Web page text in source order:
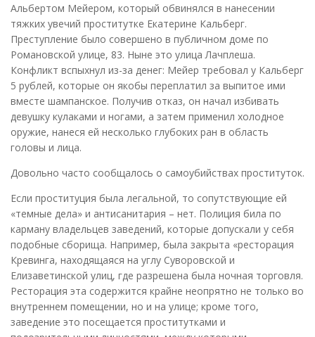
Альбертом Мейером, который обвинялся в нанесении
тяжких увечий проститутке Екатерине Кальберг.
Преступление было совершено в публичном доме по
Романовской улице, 83. Ныне это улица Лачплеша.
Конфликт вспыхнул из-за денег: Мейер требовал у Кальберг
5 рублей, которые он якобы переплатил за выпитое ими
вместе шампанское. Получив отказ, он начал избивать
девушку кулаками и ногами, а затем применил холодное
оружие, нанеся ей несколько глубоких ран в область
головы и лица.
Довольно часто сообщалось о самоубийствах проституток.
Если проституция была легальной, то сопутствующие ей
«темные дела» и антисанитария – нет. Полиция била по
карману владельцев заведений, которые допускали у себя
подобные сборища. Например, была закрыта «ресторация
Кревинга, находящаяся на углу Суворовской и
Елизаветинской улиц, где разрешена была ночная торговля.
Ресторация эта содержится крайне неопрятно не только во
внутреннем помещении, но и на улице; кроме того,
заведение это посещается проститутками и